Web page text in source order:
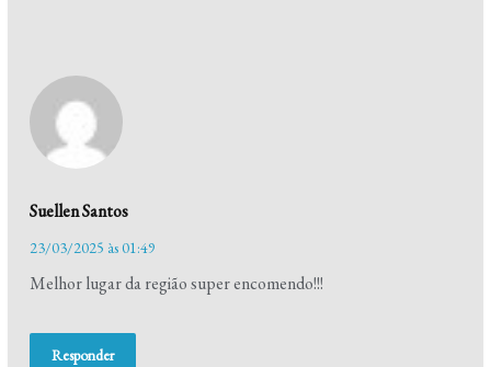
Suellen Santos
23/03/2025 às 01:49
Melhor lugar da região super encomendo!!!
Responder